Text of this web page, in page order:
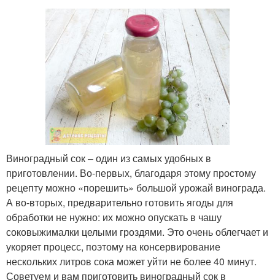
Виноградный сок – один из самых удобных в
приготовлении. Во-первых, благодаря этому простому
рецепту можно «порешить» большой урожай винограда.
А во-вторых, предварительно готовить ягоды для
обработки не нужно: их можно опускать в чашу
соковыжималки целыми гроздями. Это очень облегчает и
укоряет процесс, поэтому на консервирование
нескольких литров сока может уйти не более 40 минут.
Советуем и вам приготовить виноградный сок в